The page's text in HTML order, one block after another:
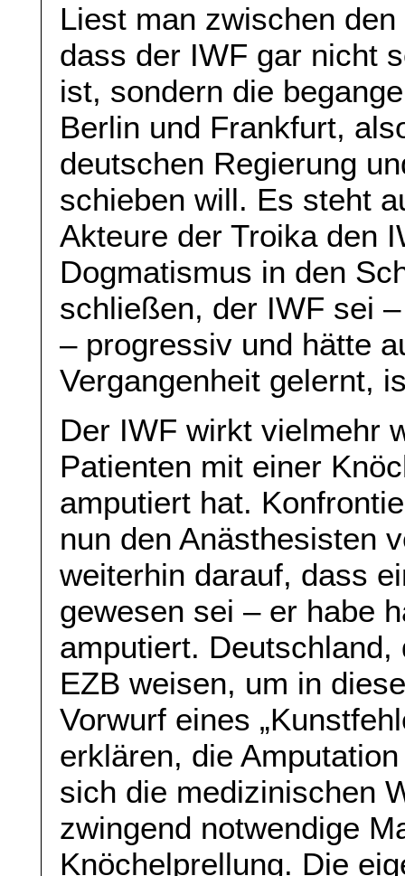
Liest man zwischen
dass der IWF gar nicht
ist, sondern die
Berlin und Frankfurt,
deutschen Regierung
schieben will. Es steht
Akteure der Troika den
Dogmatismus in den
schließen, der IWF sei
– progressiv und hätte
Vergangenheit gelernt,
Der IWF wirkt vielmehr
Patienten mit einer
amputiert hat.
nun den Anästhesisten
weiterhin darauf, dass
gewesen sei – er habe
amputiert.
EZB weisen, um in
Vorwurf eines
erklären, die
sich die medizinischen
zwingend notwendige
Knöchelprellung. Die